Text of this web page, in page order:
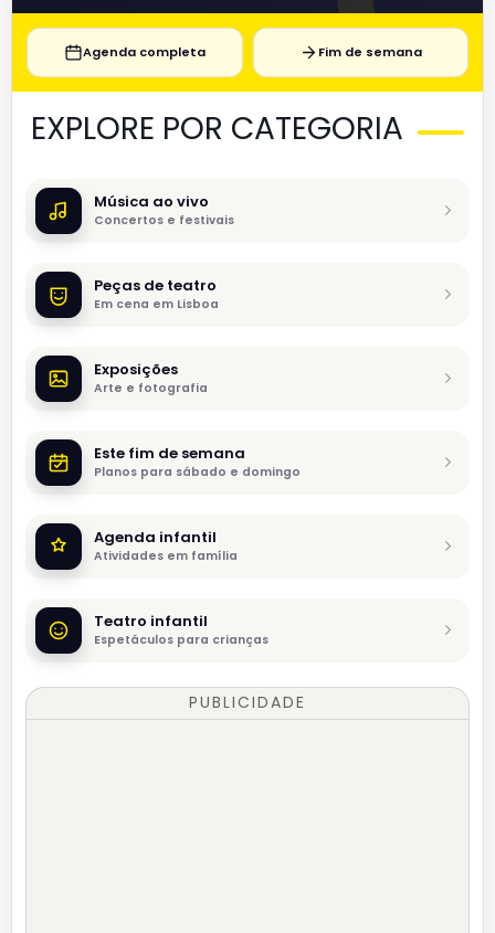
Agenda completa Fim de semana
EXPLORE POR CATEGORIA
Música ao vivo
Concertos e festivais
Peças de teatro
Em cena em Lisboa
Exposições
Arte e fotografia
Este fim de semana
Planos para sábado e domingo
Agenda infantil
Atividades em família
Teatro infantil
Espetáculos para crianças
PUBLICIDADE